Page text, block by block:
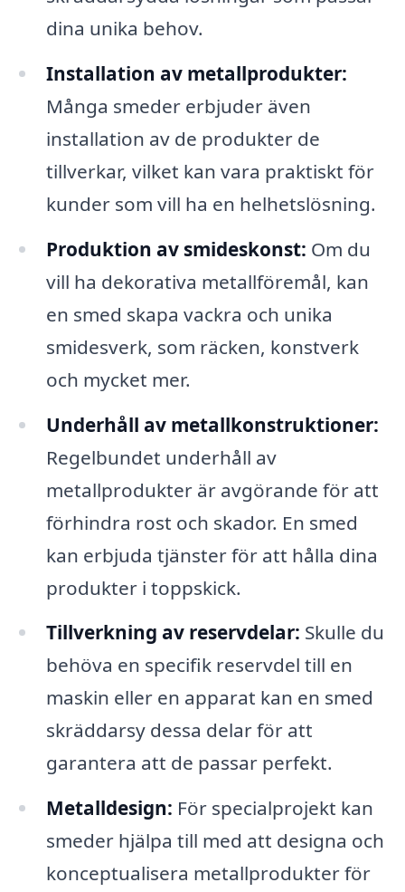
dina unika behov.
Installation av metallprodukter:
Många smeder erbjuder även
installation av de produkter de
tillverkar, vilket kan vara praktiskt för
kunder som vill ha en helhetslösning.
Produktion av smideskonst: Om du
vill ha dekorativa metallföremål, kan
en smed skapa vackra och unika
smidesverk, som räcken, konstverk
och mycket mer.
Underhåll av metallkonstruktioner:
Regelbundet underhåll av
metallprodukter är avgörande för att
förhindra rost och skador. En smed
kan erbjuda tjänster för att hålla dina
produkter i toppskick.
Tillverkning av reservdelar: Skulle du
behöva en specifik reservdel till en
maskin eller en apparat kan en smed
skräddarsy dessa delar för att
garantera att de passar perfekt.
Metalldesign: För specialprojekt kan
smeder hjälpa till med att designa och
konceptualisera metallprodukter för